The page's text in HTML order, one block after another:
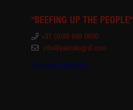
"BEEFING UP THE PEOPLE"
+31 (0)88 688 0600
info@yakinikugrill.com
Trova un rivenditore